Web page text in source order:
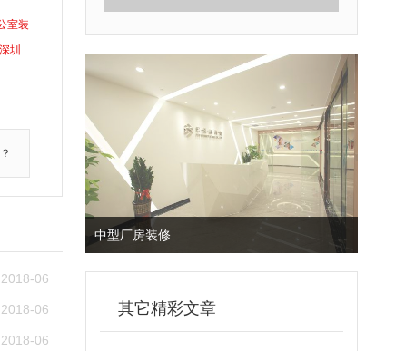
室装
深圳
2018-06
2018-06
2018-06
中型厂房装修
其它精彩文章